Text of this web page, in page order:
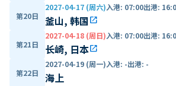
第20日
2027-04-17 (周六)入港: 07:00出港:
釜山, 韩国open_in_new
第21日
2027-04-18 (周日)入港: 07:00出港:
长崎, 日本open_in_new
第22日
2027-04-19 (周一)入港: -出港: -
海上